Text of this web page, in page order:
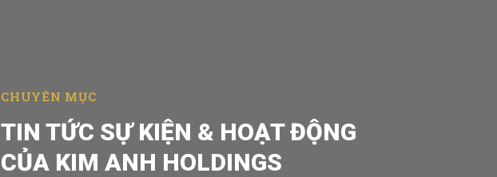
TIN TỨC SỰ KIỆN & HOẠT ĐỘNG
CỦA KIM ANH HOLDINGS
CHUYÊN MỤC